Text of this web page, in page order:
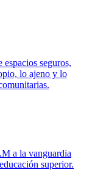
seguros,
lo ajeno y lo
a la vanguardia
superior.